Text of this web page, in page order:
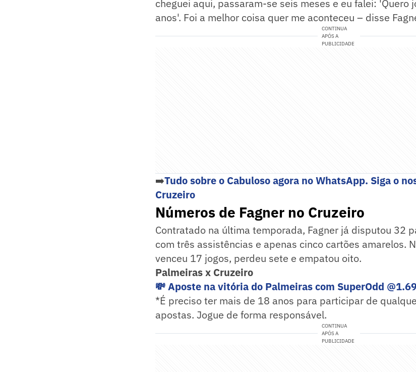
cheguei aqui, passaram-se seis meses e eu falei: 'Quero
anos'. Foi a melhor coisa quer me aconteceu – disse
CONTINUA
APÓS A
PUBLICIDADE
➡️Tudo sobre o Cabuloso agora no WhatsApp. Siga o
Cruzeiro
Números de Fagner no Cruzeiro
Contratado na última temporada, Fagner já disputou 32
com três assistências e apenas cinco cartões amarelos.
venceu 17 jogos, perdeu sete e empatou oito.
Palmeiras x Cruzeiro
💸 Aposte na vitória do Palmeiras com SuperOdd
*É preciso ter mais de 18 anos para participar de
apostas. Jogue de forma responsável.
CONTINUA
APÓS A
PUBLICIDADE